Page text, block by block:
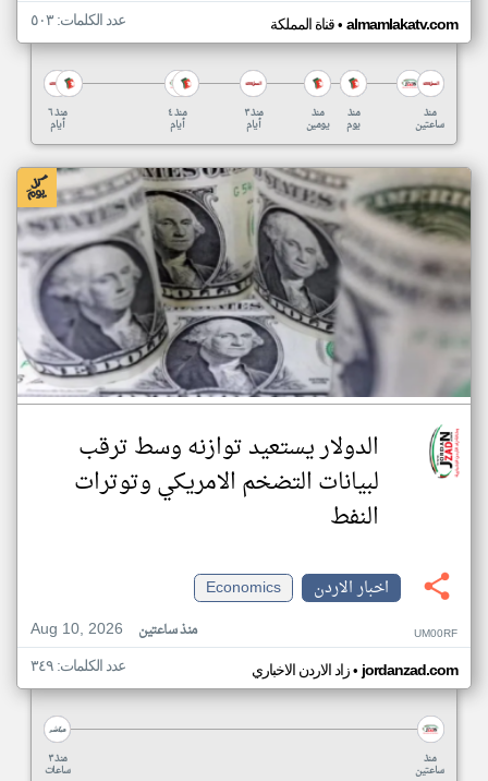
قناة المملكة• almamlakatv.com عدد الكلمات: ٥٠٣
منذ ٦
أيام
منذ ٤
أيام
منذ ٣
أيام
منذ
يومين
منذ
يوم
منذ
ساعتين
الدولار يستعيد توازنه وسط ترقب
لبيانات التضخم الامريكي وتوترات
النفط
اخبار الاردن
Economics
Aug 10, 2026
منذ ساعتين UM00RF
زاد الاردن الاخباري•jordanzad.com عدد الكلمات: ٣٤٩
منذ ٣
ساعات
منذ
ساعتين